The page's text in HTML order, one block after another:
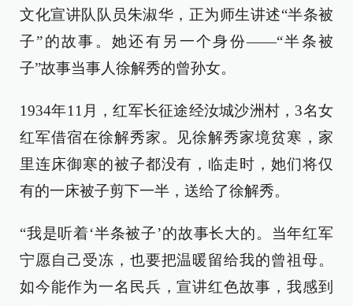
文化宣讲队队员朱淑华，正为师生讲述“半条被
子”的故事。她还有另一个身份——“半条被
子”故事当事人徐解秀的曾孙女。
1934年11月，红军长征途经汝城沙洲村，3名女
红军借宿在徐解秀家。见徐解秀家境贫寒，家
里连床御寒的被子都没有，临走时，她们将仅
有的一床被子剪下一半，送给了徐解秀。
“我是听着‘半条被子’的故事长大的。当年红军
宁愿自己受冻，也要把温暖留给我的曾祖母。
如今能作为一名民兵，宣讲红色故事，我感到